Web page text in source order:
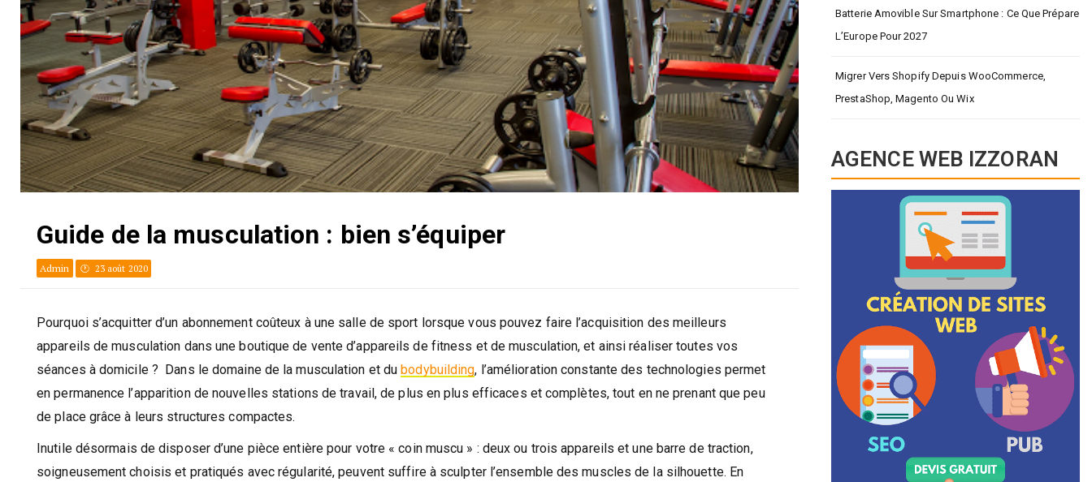
Guide de la musculation : bien s’équiper
Admin 23 août 2020
Pourquoi s’acquitter d’un abonnement coûteux à une salle de sport lorsque vous pouvez faire l’acquisition des meilleurs
appareils de musculation dans une boutique de vente d’appareils de fitness et de musculation, et ainsi réaliser toutes vos
séances à domicile ? Dans le domaine de la musculation et dubodybuilding, l’amélioration constante des technologies permet
en permanence l’apparition de nouvelles stations de travail, de plus en plus efficaces et complètes, tout en ne prenant que peu
de place grâce à leurs structures compactes.
Inutile désormais de disposer d’une pièce entière pour votre « coin muscu » : deux ou trois appareils et une barre de traction,
soigneusement choisis et pratiqués avec régularité, peuvent suffire à sculpter l’ensemble des muscles de la silhouette. En
Batterie Amovible Sur Smartphone : Ce Que Prépare
L’Europe Pour 2027
Migrer Vers Shopify Depuis WooCommerce,
PrestaShop, Magento Ou Wix
AGENCE WEB IZZORAN